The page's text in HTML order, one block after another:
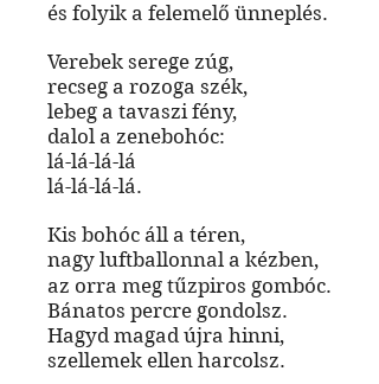
és folyik a felemelő ünneplés.
Verebek serege zúg,
recseg a rozoga szék,
lebeg a tavaszi fény,
dalol a zenebohóc:
lá-lá-lá-lá
lá-lá-lá-lá.
Kis bohóc áll a téren,
nagy luftballonnal a kézben,
az orra meg tűzpiros gombóc.
Bánatos percre gondolsz.
Hagyd magad újra hinni,
szellemek ellen harcolsz.